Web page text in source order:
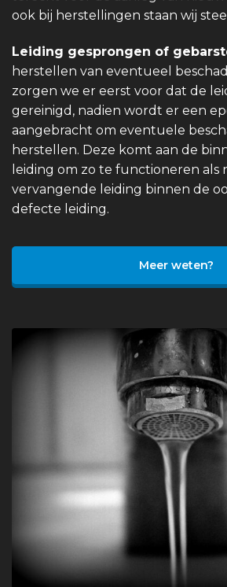
ook bij herstellingen staan wij
Leiding gesprongen of
herstellen van eventueel
zorgen we er eerst voor dat de
gereinigd, nadien wordt er een
aangebracht om eventuele
herstellen. Deze komt aan de
leiding om zo te functioneren als
vervangende leiding binnen de
defecte leiding.
Meer weten?